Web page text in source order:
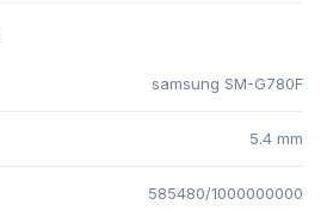
samsung SM-G780F
5.4 mm
585480/1000000000